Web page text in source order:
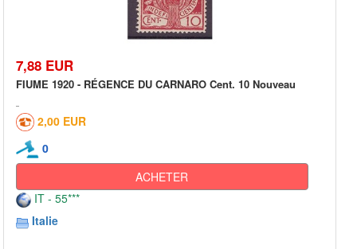
7,88 EUR
FIUME 1920 - RÉGENCE DU CARNARO Cent. 10 Nouveau
2,00 EUR
0
ACHETER
IT - 55***
Italie